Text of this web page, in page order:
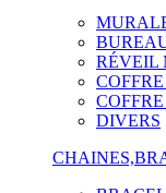
RÉVEIL
DIVERS